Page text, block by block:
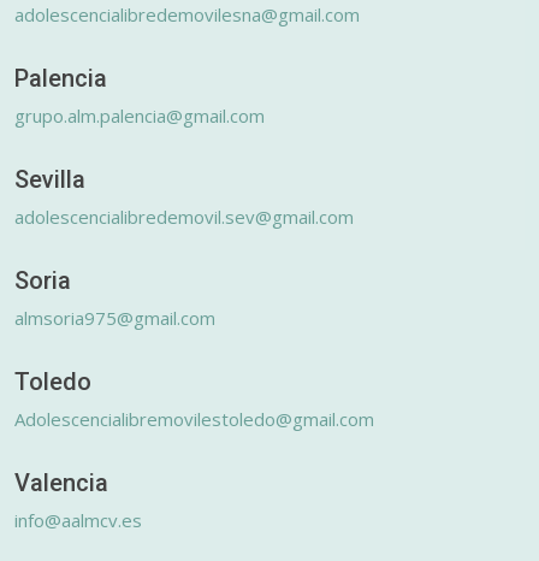
adolescencialibredemovilesna@gmail.com
Palencia
grupo.alm.palencia@gmail.com
Sevilla
adolescencialibredemovil.sev@gmail.com
Soria
almsoria975@gmail.com
Toledo
Adolescencialibremovilestoledo@gmail.com
Valencia
info@aalmcv.es